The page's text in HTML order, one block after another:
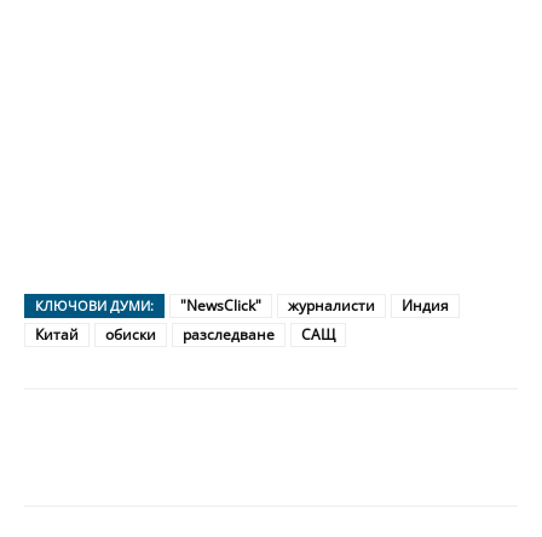
КЛЮЧОВИ ДУМИ: "NewsClick" журналисти
Индия
Китай
обиски разследване САЩ